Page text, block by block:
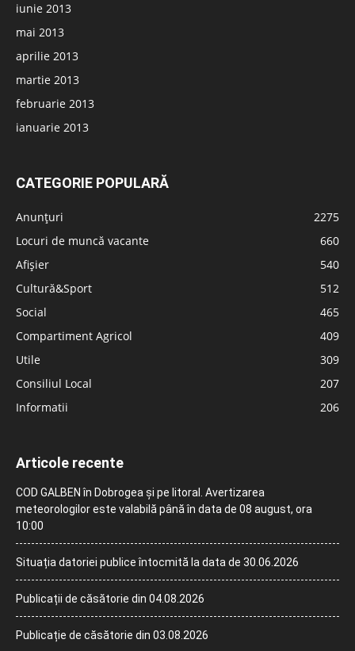
iunie 2013
mai 2013
aprilie 2013
martie 2013
februarie 2013
ianuarie 2013
CATEGORIE POPULARĂ
Anunțuri
2275
Locuri de muncă vacante
660
Afișier
540
Cultură&Sport
512
Social
465
Compartiment Agricol
409
Utile
309
Consiliul Local
207
Informatii
206
Articole recente
COD GALBEN în Dobrogea și pe litoral. Avertizarea
meteorologilor este valabilă până în data de 08 august, ora
10:00
Situația datoriei publice întocmită la data de 30.06.2026
Publicații de căsătorie din 04.08.2026
Publicație de căsătorie din 03.08.2026